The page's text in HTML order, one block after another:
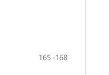
165 -168